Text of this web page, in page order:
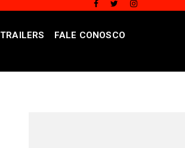
TRAILERS FALE CONOSCO
menos invasivo para obstruções